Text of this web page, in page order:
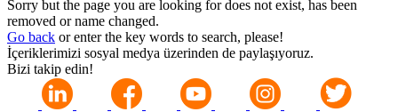
Sorry but the page you are looking for does not exist, has been
removed or name changed.
Go back or enter the key words to search, please!
İçeriklerimizi sosyal medya üzerinden de paylaşıyoruz.
Bizi takip edin!